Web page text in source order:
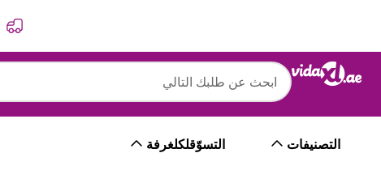
التصنيفات التسوّقلكلغرفة
vidaXL
vidaXL خزانة أدراج أسود 40×50×76 سم خشب صناعي